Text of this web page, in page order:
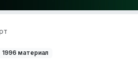
1996 материал